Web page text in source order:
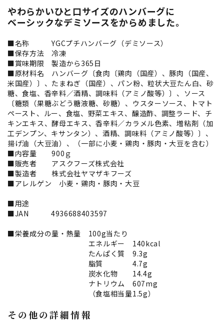
やわらかいひと口サイズのハンバーグに
ベーシックなデミソースをからめました。
■名称 YGCプチハンバーグ（デミソース）
■保存方法 冷凍
■賞味期限 製造から365日
■原材料名 ハンバーグ〔食肉〔鶏肉（国産）、豚肉（国産、
米国産）〕、たまねぎ（国産）、パン粉、粒状大豆たん白、砂
糖、食塩、香辛料／酒精、調味料（アミノ酸等）〕、ソース
〔糖類（果糖ぶどう糖液糖、砂糖）、ウスターソース、トマト
ペースト、ルー、食塩、野菜エキス、醸造酢、調整ラード、チ
キンエキス、酵母エキス、香辛料／カラメル色素、増粘剤（加
工デンプン、キサンタン）、酒精、調味料（アミノ酸等）〕、
揚げ油（大豆油）、（一部に小麦・鶏肉・豚肉・大豆を含む）
■内容量 900ｇ
■販売者 アスクフーズ株式会社
■製造者 株式会社ヤマザキフーズ
■アレルゲン 小麦・鶏肉・豚肉・大豆
■用途
■JAN 4936688403597
■栄養成分の量・熱量 100g当たり
エネルギー 140kcal
たんぱく質 9.3g
脂質 4.7g
炭水化物 14.4g
ナトリウム 607mg
（食塩相当量1.5g）
その他の詳細情報